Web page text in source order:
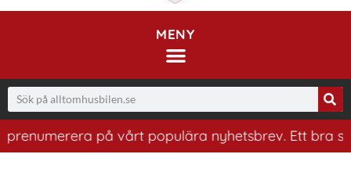
MENY
på vårt populära nyhetsbrev. Ett bra sätt